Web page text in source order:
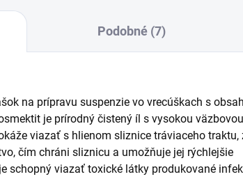
Podobné (7)
na prípravu suspenzie vo vrecúškach s
je prírodný čistený íl s vysokou väzbovou
viazať s hlienom sliznice tráviaceho traktu,
čím chráni sliznicu a umožňuje jej rýchlejšie
schopný viazať toxické látky produkované